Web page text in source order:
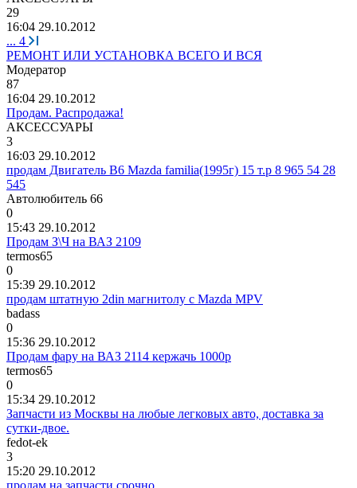
29
16:04 29.10.2012
... 4
РЕМОНТ ИЛИ УСТАНОВКА ВСЕГО И ВСЯ
Модератор
87
16:04 29.10.2012
Продам. Распродажа!
АКСЕССУАРЫ
3
16:03 29.10.2012
продам Двигатель B6 Mazda familia(1995г) 15 т.р 8 965 54 28
545
Автолюбитель 66
0
15:43 29.10.2012
Продам З\Ч на ВАЗ 2109
termos65
0
15:39 29.10.2012
продам штатную 2din магнитолу с Mazda MPV
badass
0
15:36 29.10.2012
Продам фару на ВАЗ 2114 кержачь 1000р
termos65
0
15:34 29.10.2012
Запчасти из Москвы на любые легковых авто, доставка за
сутки-двое.
fedot-ek
3
15:20 29.10.2012
продам на запчасти срочно